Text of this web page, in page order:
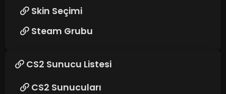
Skin Seçimi
Steam Grubu
CS2 Sunucu Listesi
CS2 Sunucuları